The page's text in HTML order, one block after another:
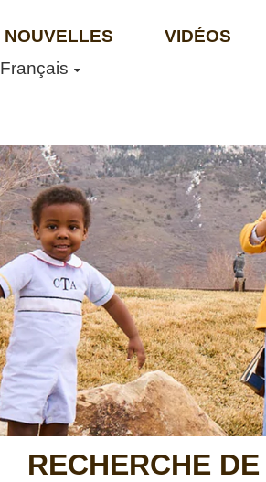
Français
NOUVELLES VIDÉOS
RECHERCHE